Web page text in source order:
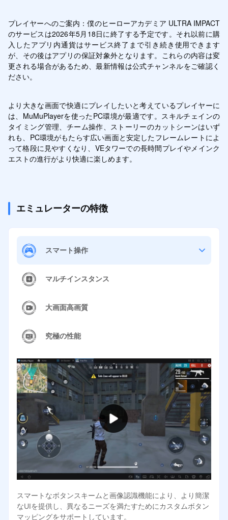
プレイヤーへのご案内：僕のヒーローアカデミア ULTRA IMPACT
のサービスは2026年5月18日に終了する予定です。それ以前に購
入したアプリ内通貨はサービス終了まで引き続き使用できます
が、その後はアプリの保証対象外となります。これらの内容は変
更される場合があるため、最新情報は公式チャンネルをご確認く
ださい。
より大きな画面で快適にプレイしたいと考えているプレイヤーに
は、MuMuPlayerを使ったPC環境が最適です。スキルチェインの
タイミング管理、チーム操作、ストーリーのカットシーンはいず
れも、PC環境がもたらす広い画面と安定したフレームレートによ
って格段に見やすくなり、VEタワーでの長時間プレイやメインク
エストの進行がより快適に楽しめます。
エミュレーターの特徴
スマート操作
マルチインスタンス
大画面高画質
究極の性能
スマートなボタンスキームと画像認識機能により、より簡潔
なUIを提供し、異なるニーズを満たすためにカスタムボタン
マッピングをサポートしています。